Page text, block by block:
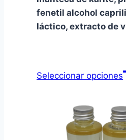
fenetil alcohol
láctico, extracto de
Seleccionar opciones